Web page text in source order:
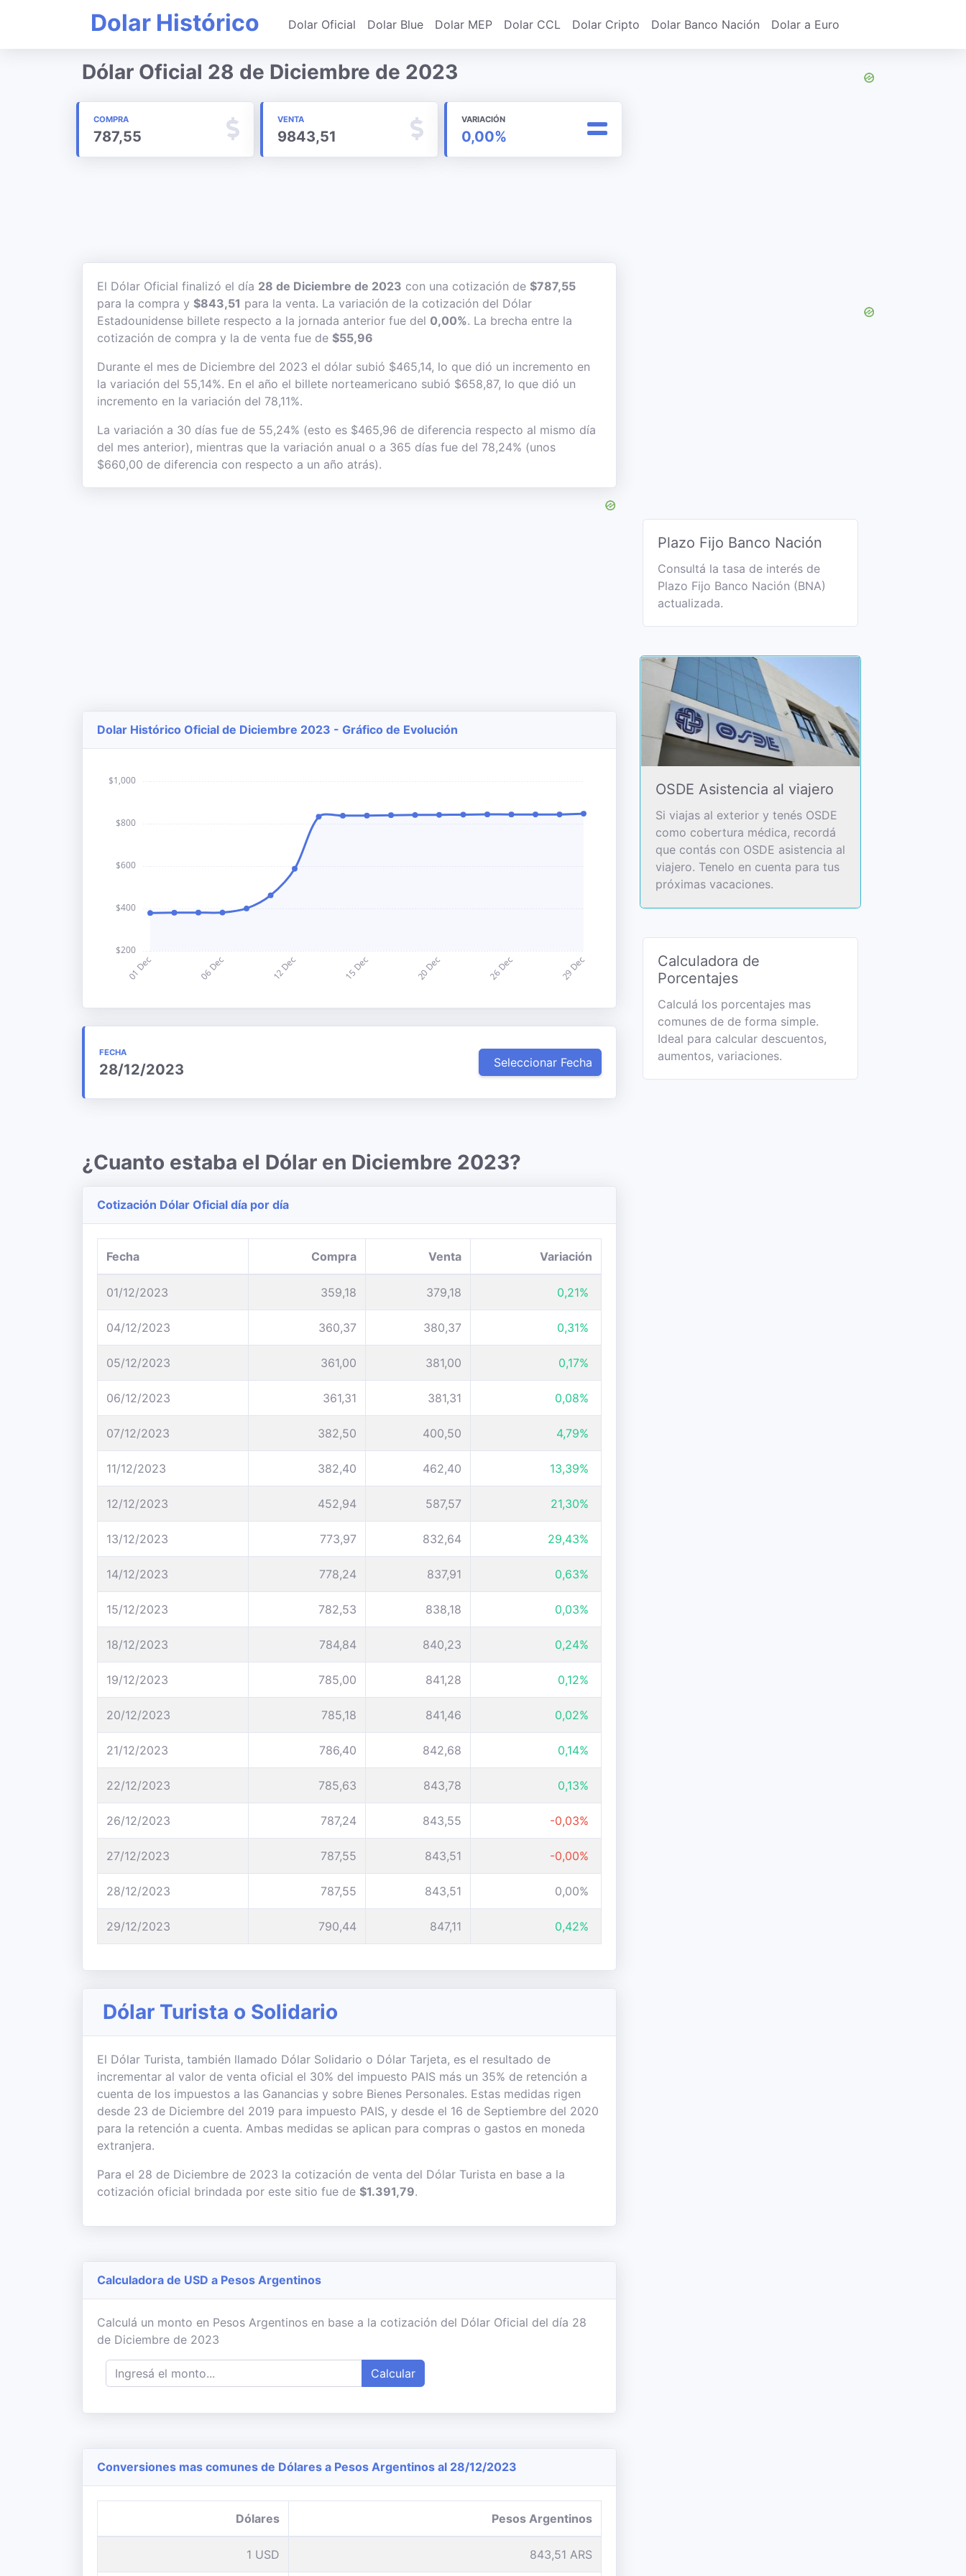
Dolar Histórico Dolar Oficial Dolar Blue Dolar MEP Dolar CCL Dolar Cripto Dolar Banco Nación Dolar a Euro
Dólar Oficial 28 de Diciembre de 2023
COMPRA
787,55
VENTA
9843,51
VARIACIÓN
0,00%
El Dólar Oficial finalizó el día 28 de Diciembre de 2023 con una cotización de $787,55
para la compra y $843,51 para la venta. La variación de la cotización del Dólar
Estadounidense billete respecto a la jornada anterior fue del 0,00%. La brecha entre la
cotización de compra y la de venta fue de $55,96
Durante el mes de Diciembre del 2023 el dólar subió $465,14, lo que dió un incremento en
la variación del 55,14%. En el año el billete norteamericano subió $658,87, lo que dió un
incremento en la variación del 78,11%.
La variación a 30 días fue de 55,24% (esto es $465,96 de diferencia respecto al mismo día
del mes anterior), mientras que la variación anual o a 365 días fue del 78,24% (unos
$660,00 de diferencia con respecto a un año atrás).
Dolar Histórico Oficial de Diciembre 2023 - Gráfico de Evolución
FECHA
28/12/2023 Seleccionar Fecha
¿Cuanto estaba el Dólar en Diciembre 2023?
Cotización Dólar Oficial día por día
Fecha Compra Venta Variación
01/12/2023 359,18 379,18 0,21%
04/12/2023 360,37 380,37 0,31%
05/12/2023 361,00 381,00 0,17%
06/12/2023 361,31 381,31 0,08%
07/12/2023 382,50 400,50 4,79%
11/12/2023 382,40 462,40 13,39%
12/12/2023 452,94 587,57 21,30%
13/12/2023 773,97 832,64 29,43%
14/12/2023 778,24 837,91 0,63%
15/12/2023 782,53 838,18 0,03%
18/12/2023 784,84 840,23 0,24%
19/12/2023 785,00 841,28 0,12%
20/12/2023 785,18 841,46 0,02%
21/12/2023 786,40 842,68 0,14%
22/12/2023 785,63 843,78 0,13%
26/12/2023 787,24 843,55 -0,03%
27/12/2023 787,55 843,51 -0,00%
28/12/2023 787,55 843,51 0,00%
29/12/2023 790,44 847,11 0,42%
Dólar Turista o Solidario
El Dólar Turista, también llamado Dólar Solidario o Dólar Tarjeta, es el resultado de
incrementar al valor de venta oficial el 30% del impuesto PAIS más un 35% de retención a
cuenta de los impuestos a las Ganancias y sobre Bienes Personales. Estas medidas rigen
desde 23 de Diciembre del 2019 para impuesto PAIS, y desde el 16 de Septiembre del 2020
para la retención a cuenta. Ambas medidas se aplican para compras o gastos en moneda
extranjera.
Para el 28 de Diciembre de 2023 la cotización de venta del Dólar Turista en base a la
cotización oficial brindada por este sitio fue de $1.391,79.
Calculadora de USD a Pesos Argentinos
Calculá un monto en Pesos Argentinos en base a la cotización del Dólar Oficial del día 28
de Diciembre de 2023
Calcular
Conversiones mas comunes de Dólares a Pesos Argentinos al 28/12/2023
Dólares Pesos Argentinos
1 USD 843,51 ARS
Plazo Fijo Banco Nación
Consultá la tasa de interés de
Plazo Fijo Banco Nación (BNA)
actualizada.
OSDE Asistencia al viajero
Si viajas al exterior y tenés OSDE
como cobertura médica, recordá
que contás con OSDE asistencia al
viajero. Tenelo en cuenta para tus
próximas vacaciones.
Calculadora de
Porcentajes
Calculá los porcentajes mas
comunes de de forma simple.
Ideal para calcular descuentos,
aumentos, variaciones.